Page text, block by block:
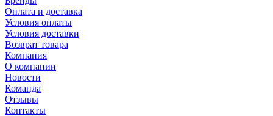
Оплата и доставка
Условия оплаты
Условия доставки
Возврат товара
Компания
О компании
Новости
Команда
Отзывы
Контакты